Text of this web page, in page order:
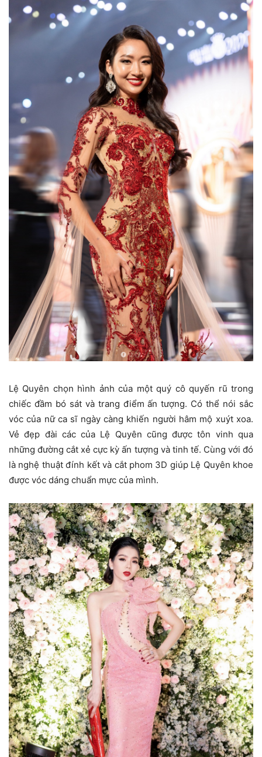
Lệ Quyên chọn hình ảnh của một quý cô quyến rũ trong
chiếc đầm bó sát và trang điểm ấn tượng. Có thể nói sắc
vóc của nữ ca sĩ ngày càng khiến người hâm mộ xuýt xoa.
Vẻ đẹp đài các của Lệ Quyên cũng được tôn vinh qua
những đường cắt xẻ cực kỳ ấn tượng và tinh tế. Cùng với đó
là nghệ thuật đính kết và cắt phom 3D giúp Lệ Quyên khoe
được vóc dáng chuẩn mực của mình.